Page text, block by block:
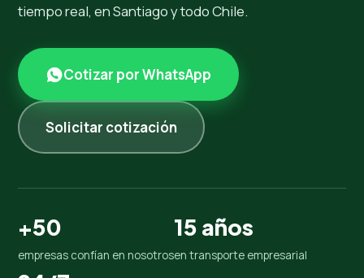
tiempo real, en Santiago y todo Chile.
Cotizar por WhatsApp
Solicitar cotización
+50
empresas confían en nosotros
15 años
en transporte empresarial